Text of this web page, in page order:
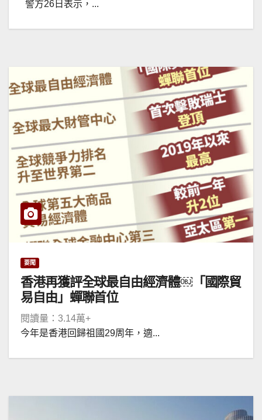
警方26日表示，...
要聞
香港再獲評全球最自由經濟體￼「國際貿
易自由」蟬聯首位
閱讀量：3.14萬+
今年是香港回歸祖國29周年，適...